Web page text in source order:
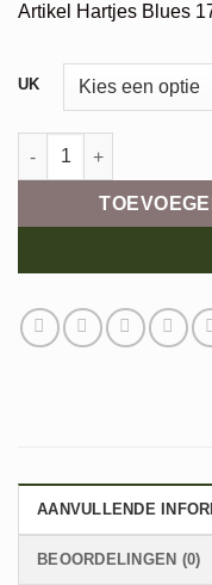
Artikel Hartjes Blues
UK
Hartjes Blues Boot
Alternative:
AANVULLENDE
BEOORDELINGEN (0)